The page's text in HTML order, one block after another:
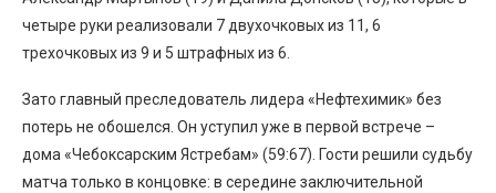
четыре руки реализовали 7 двухочковых из 11, 6
трехочковых из 9 и 5 штрафных из 6.
Зато главный преследователь лидера «Нефтехимик» без
потерь не обошелся. Он уступил уже в первой встрече –
дома «Чебоксарским Ястребам» (59:67). Гости решили судьбу
матча только в концовке: в середине заключительной